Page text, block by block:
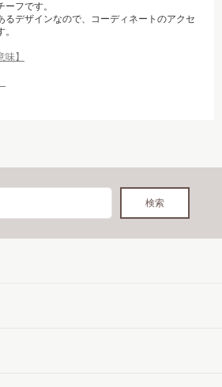
フです。
るデザインなので、コーディネートのアクセ
】